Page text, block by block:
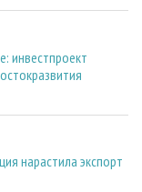
инвестпроект
нарастила экспорт